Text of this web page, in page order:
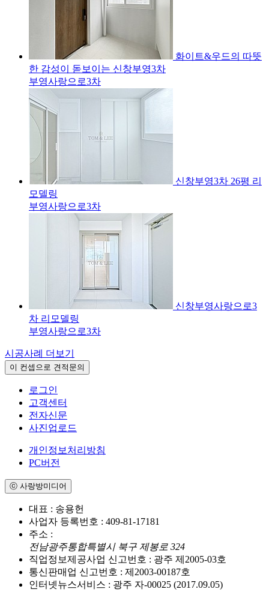
화이트&우드의 따뜻
한 감성이 돋보이는 신창부영3차
부영사랑으로3차
신창부영3차 26평 리
모델링
부영사랑으로3차
신창부영사랑으로3
차 리모델링
부영사랑으로3차
시공사례 더보기
이 컨셉으로 견적문의
로그인
고객센터
전자신문
사진업로드
개인정보처리방침
PC버전
ⓒ 사랑방미디어
대표 : 송용헌
사업자 등록번호 : 409-81-17181
주소 :
전남광주통합특별시 북구 제봉로 324
직업정보제공사업 신고번호 : 광주 제2005-03호
통신판매업 신고번호 : 제2003-00187호
인터넷뉴스서비스 : 광주 자-00025 (2017.09.05)